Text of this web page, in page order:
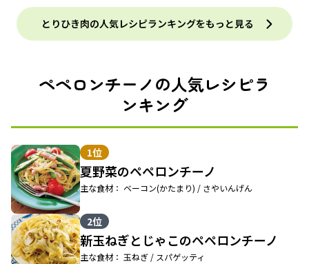
とりひき肉の人気レシピランキングをもっと見る
ペペロンチーノの人気レシピラ
ンキング
1位
夏野菜のペペロンチーノ
主な食材： ベーコン(かたまり) / さやいんげん
2位
新玉ねぎとじゃこのペペロンチーノ
主な食材： 玉ねぎ / スパゲッティ